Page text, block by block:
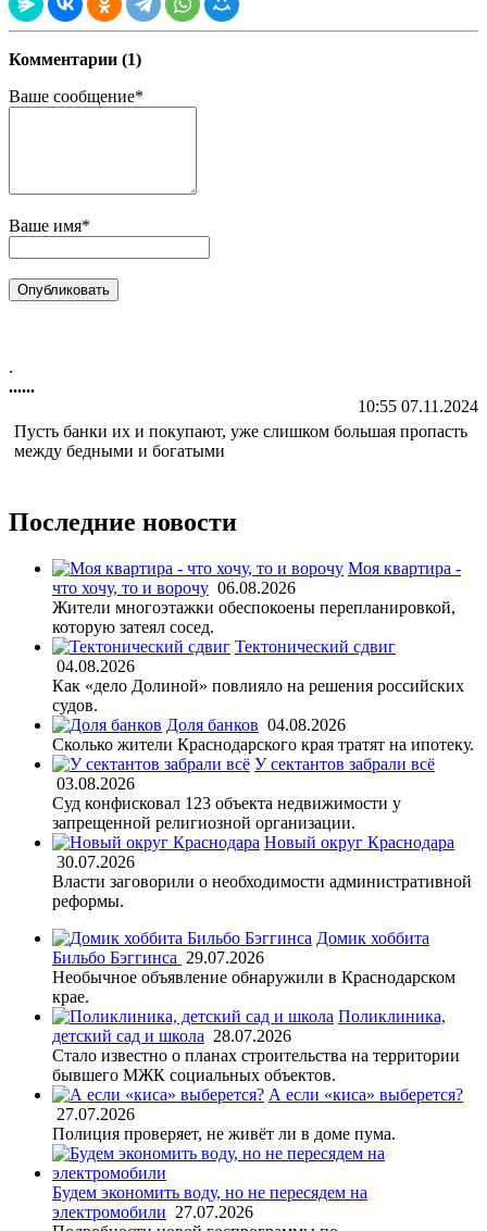
Комментарии (1)
Ваше сообщение*
Ваше имя*
.
......
10:55 07.11.2024
Пусть банки их и покупают, уже слишком большая пропасть
между бедными и богатыми
Последние новости
Моя квартира -
что хочу, то и ворочу 06.08.2026
Жители многоэтажки обеспокоены перепланировкой,
которую затеял сосед.
Тектонический сдвиг
04.08.2026
Как «дело Долиной» повлияло на решения российских
судов.
Доля банков 04.08.2026
Сколько жители Краснодарского края тратят на ипотеку.
У сектантов забрали всё
03.08.2026
Суд конфисковал 123 объекта недвижимости у
запрещенной религиозной организации.
Новый округ Краснодара
30.07.2026
Власти заговорили о необходимости административной
реформы.
Домик хоббита
Бильбо Бэггинса 29.07.2026
Необычное объявление обнаружили в Краснодарском
крае.
Поликлиника,
детский сад и школа 28.07.2026
Стало известно о планах строительства на территории
бывшего МЖК социальных объектов.
А если «киса» выберется?
27.07.2026
Полиция проверяет, не живёт ли в доме пума.
Будем экономить воду, но не пересядем на
электромобили 27.07.2026